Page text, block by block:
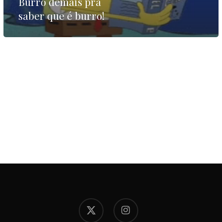
saber que é burro!
x-
twitter
instagram